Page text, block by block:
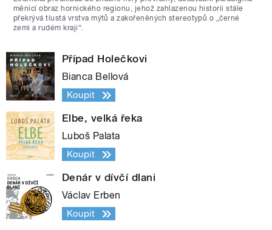
měnící obraz hornického regionu, jehož zahlazenou historii stále
překrývá tlustá vrstva mýtů a zakořeněných stereotypů o „černé
zemi a rudém kraji“.
Případ Holečkovi
Bianca Bellová
Koupit
Elbe, velká řeka
Luboš Palata
Koupit
Denár v dívčí dlani
Václav Erben
Koupit